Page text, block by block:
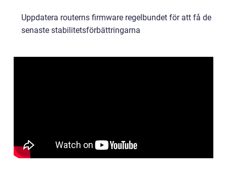
Uppdatera routerns firmware regelbundet för att få de
senaste stabilitetsförbättringarna